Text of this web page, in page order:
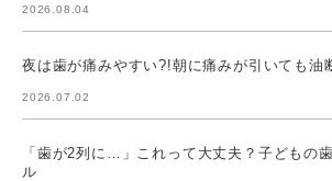
2026.08.04
夜は歯が痛みやすい?!朝に痛みが引いても油
2026.07.02
「歯が2列に…」これって大丈夫？子どもの
ル